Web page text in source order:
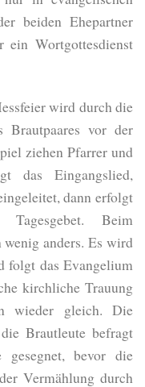
beiden Ehepartner
Wortgottesdienst
wird durch die
Brautpaares vor der
ziehen Pfarrer und
das Eingangslied,
dann erfolgt
Beim
anders. Es wird
folgt das Evangelium
kirchliche Trauung
wieder gleich. Die
Brautleute befragt
bevor die
Vermählung durch